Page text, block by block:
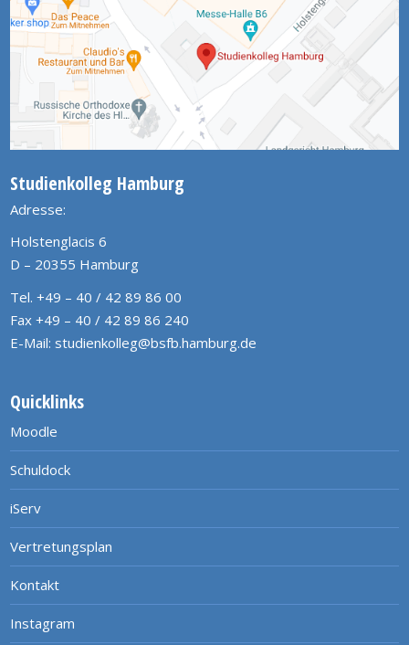
Studienkolleg Hamburg
Adresse:
Holstenglacis 6
D – 20355 Hamburg
Tel. +49 – 40 / 42 89 86 00
Fax +49 – 40 / 42 89 86 240
E-Mail: studienkolleg@bsfb.hamburg.de
Quicklinks
Moodle
Schuldock
iServ
Vertretungsplan
Kontakt
Instagram